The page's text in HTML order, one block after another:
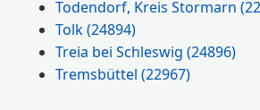
Todendorf, Kreis Stormarn
Tolk(24894)
Treia bei Schleswig(24896)
Tremsbüttel(22967)